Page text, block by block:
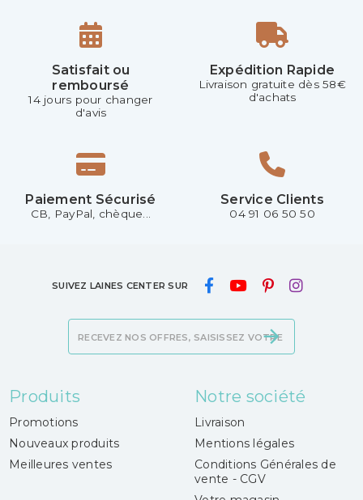
Satisfait ou
remboursé
14 jours pour changer
d'avis
Expédition Rapide
Livraison gratuite dès 58€
d'achats
Paiement Sécurisé
CB, PayPal, chèque...
Service Clients
04 91 06 50 50
SUIVEZ LAINES CENTER SUR
Produits
Promotions
Nouveaux produits
Meilleures ventes
Notre société
Livraison
Mentions légales
Conditions Générales de
vente - CGV